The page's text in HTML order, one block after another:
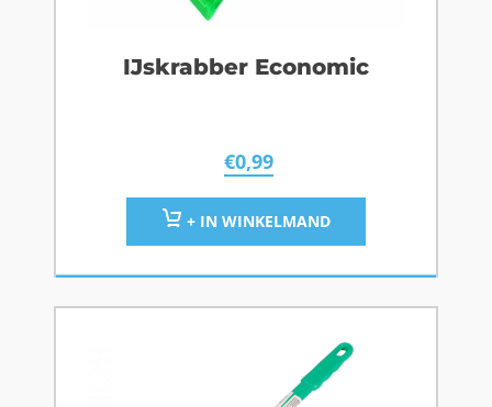
IJskrabber Economic
€0,99
+ IN WINKELMAND